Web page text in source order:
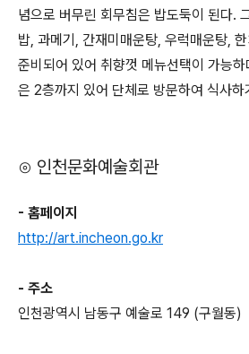
념으로 버무린 회무침은 밥도둑이 된다.
밥, 과메기, 간재미매운탕, 우럭매운탕,
준비되어 있어 취향껏 메뉴선택이 가능
은 2층까지 있어 단체로 방문하여 식사
⊙ 인천문화예술회관
- 홈페이지
http://art.incheon.go.kr
- 주소
인천광역시 남동구 예술로 149 (구월동)